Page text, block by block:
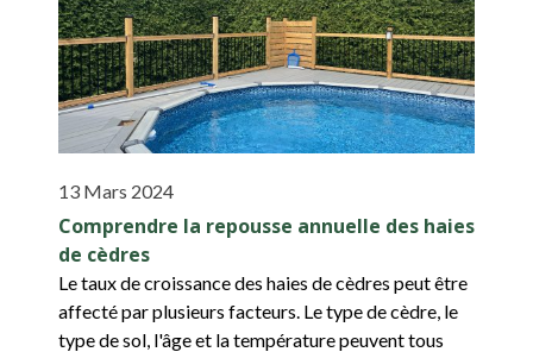
13 Mars 2024
Comprendre la repousse annuelle des haies
de cèdres
Le taux de croissance des haies de cèdres peut être
affecté par plusieurs facteurs. Le type de cèdre, le
type de sol, l'âge et la température peuvent tous